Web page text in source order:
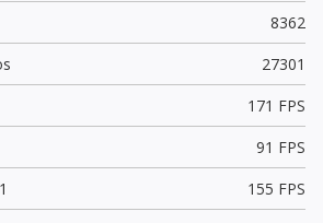
8362
27301
171 FPS
91 FPS
155 FPS